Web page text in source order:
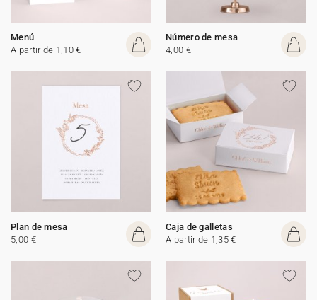
Menú
A partir de 1,10 €
Número de mesa
4,00 €
Plan de mesa
5,00 €
Caja de galletas
A partir de 1,35 €